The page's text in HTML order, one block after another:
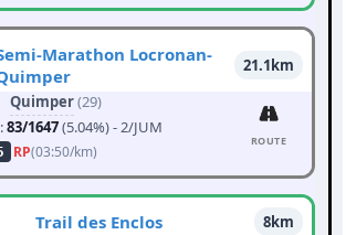
Marathon Locronan-
21.1km
Quimper(29)
83/1647(5.04%) - 2/JUM
RP(03:50/km)
ROUTE
Trail des Enclos
8km